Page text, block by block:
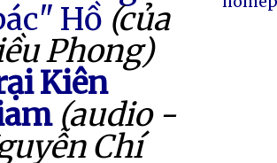
Hồ (của
Phong)
Kiên
(audio -
Chí